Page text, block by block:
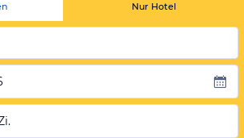
Nur Hotel